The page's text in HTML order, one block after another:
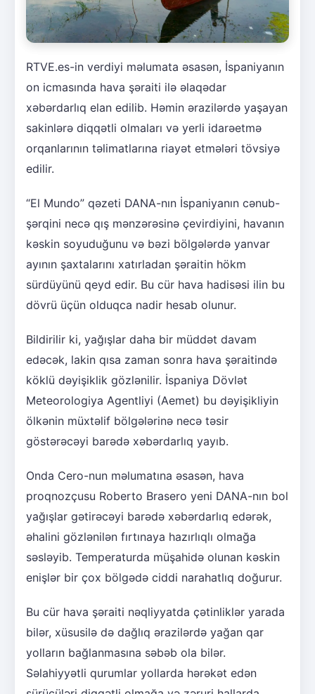
RTVE.es-in verdiyi məlumata əsasən, İspaniyanın
on icmasında hava şəraiti ilə əlaqədar
xəbərdarlıq elan edilib. Həmin ərazilərdə yaşayan
sakinlərə diqqətli olmaları və yerli idarəetmə
orqanlarının təlimatlarına riayət etmələri tövsiyə
edilir.
“El Mundo” qəzeti DANA-nın İspaniyanın cənub-
şərqini necə qış mənzərəsinə çevirdiyini, havanın
kəskin soyuduğunu və bəzi bölgələrdə yanvar
ayının şaxtalarını xatırladan şəraitin hökm
sürdüyünü qeyd edir. Bu cür hava hadisəsi ilin bu
dövrü üçün olduqca nadir hesab olunur.
Bildirilir ki, yağışlar daha bir müddət davam
edəcək, lakin qısa zaman sonra hava şəraitində
köklü dəyişiklik gözlənilir. İspaniya Dövlət
Meteorologiya Agentliyi (Aemet) bu dəyişikliyin
ölkənin müxtəlif bölgələrinə necə təsir
göstərəcəyi barədə xəbərdarlıq yayıb.
Onda Cero-nun məlumatına əsasən, hava
proqnozçusu Roberto Brasero yeni DANA-nın bol
yağışlar gətirəcəyi barədə xəbərdarlıq edərək,
əhalini gözlənilən fırtınaya hazırlıqlı olmağa
səsləyib. Temperaturda müşahidə olunan kəskin
enişlər bir çox bölgədə ciddi narahatlıq doğurur.
Bu cür hava şəraiti nəqliyyatda çətinliklər yarada
bilər, xüsusilə də dağlıq ərazilərdə yağan qar
yolların bağlanmasına səbəb ola bilər.
Səlahiyyətli qurumlar yollarda hərəkət edən